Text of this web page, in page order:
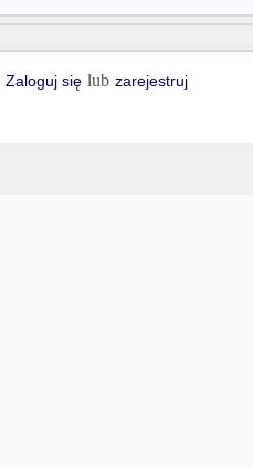
Zaloguj się lub zarejestruj